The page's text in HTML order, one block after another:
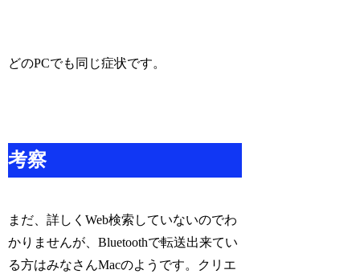
どのPCでも同じ症状です。
考察
まだ、詳しくWeb検索していないのでわ
かりませんが、Bluetoothで転送出来てい
る方はみなさんMacのようです。クリエ